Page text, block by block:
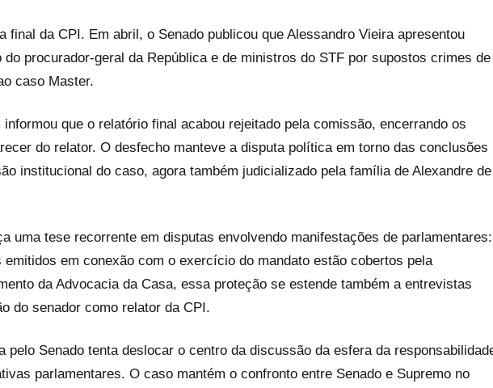
final da CPI. Em abril, o Senado publicou que Alessandro Vieira apresentou
do procurador-geral da República e de ministros do STF por supostos crimes de
caso Master.
que o relatório final acabou rejeitado pela comissão, encerrando os
do relator. O desfecho manteve a disputa política em torno das conclusões
institucional do caso, agora também judicializado pela família de Alexandre de
uma tese recorrente em disputas envolvendo manifestações de parlamentares:
em conexão com o exercício do mandato estão cobertos pela
da Advocacia da Casa, essa proteção se estende também a entrevistas
do senador como relator da CPI.
pelo Senado tenta deslocar o centro da discussão da esfera da
parlamentares. O caso mantém o confronto entre Senado e Supremo no